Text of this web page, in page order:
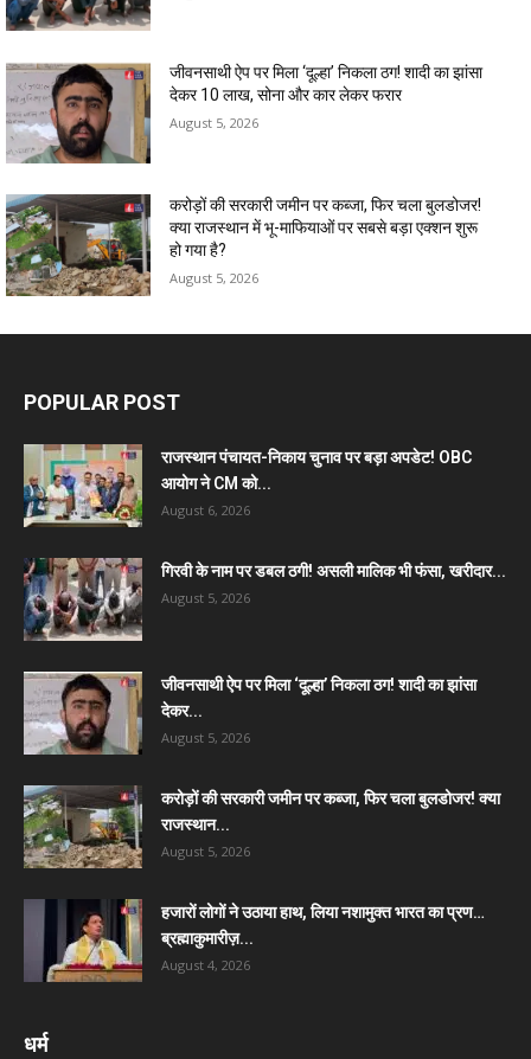
जीवनसाथी ऐप पर मिला ‘दूल्हा’ निकला ठग! शादी का झांसा
देकर 10 लाख, सोना और कार लेकर फरार
August 5, 2026
करोड़ों की सरकारी जमीन पर कब्जा, फिर चला बुलडोजर!
क्या राजस्थान में भू-माफियाओं पर सबसे बड़ा एक्शन शुरू
हो गया है?
August 5, 2026
POPULAR POST
राजस्थान पंचायत-निकाय चुनाव पर बड़ा अपडेट! OBC
आयोग ने CM को...
August 6, 2026
गिरवी के नाम पर डबल ठगी! असली मालिक भी फंसा, खरीदार...
August 5, 2026
जीवनसाथी ऐप पर मिला ‘दूल्हा’ निकला ठग! शादी का झांसा
देकर...
August 5, 2026
करोड़ों की सरकारी जमीन पर कब्जा, फिर चला बुलडोजर! क्या
राजस्थान...
August 5, 2026
हजारों लोगों ने उठाया हाथ, लिया नशामुक्त भारत का प्रण…
ब्रह्माकुमारीज़...
August 4, 2026
धर्म